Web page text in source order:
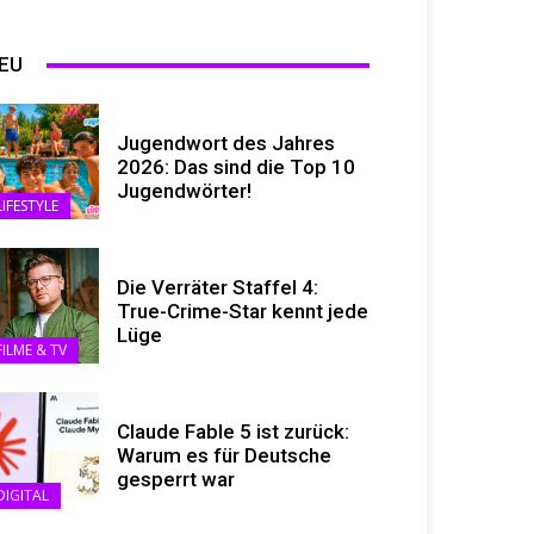
Jugendwort des Jahres
2026: Das sind die Top 10
Jugendwörter!
& TV
Die Verräter Staffel 4:
True-Crime-Star kennt jede
Lüge
Claude Fable 5 ist zurück:
Warum es für Deutsche
gesperrt war